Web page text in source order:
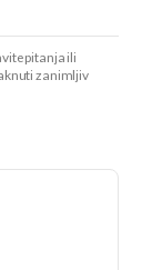
pitanja ili
zanimljiv